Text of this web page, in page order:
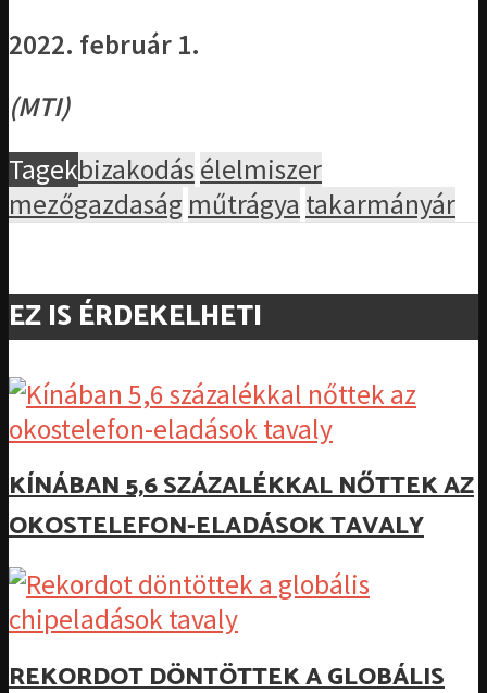
2022. február 1.
(MTI)
Tagekbizakodás élelmiszer
mezőgazdaság műtrágya takarmányár
EZ IS ÉRDEKELHETI
KÍNÁBAN 5,6 SZÁZALÉKKAL NŐTTEK AZ
OKOSTELEFON-ELADÁSOK TAVALY
REKORDOT DÖNTÖTTEK A GLOBÁLIS